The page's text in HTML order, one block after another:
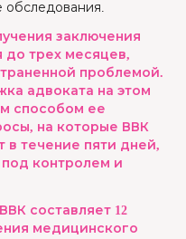
обследования.
заключения
до трех месяцев,
проблемой.
адвоката на этом
способом ее
на которые ВВК
в течение пяти дней,
контролем и
составляет 12
медицинского